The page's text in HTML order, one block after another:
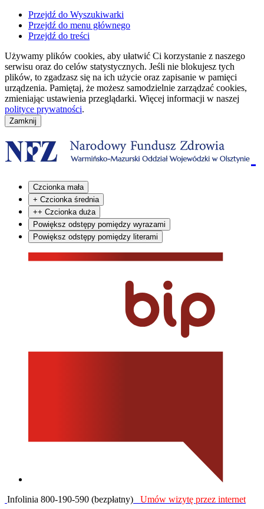
Przejdź do Wyszukiwarki
Przejdź do menu głównego
Przejdź do treści
Używamy plików cookies, aby ułatwić Ci korzystanie z naszego
serwisu oraz do celów statystycznych. Jeśli nie blokujesz tych
plików, to zgadzasz się na ich użycie oraz zapisanie w pamięci
urządzenia. Pamiętaj, że możesz samodzielnie zarządzać cookies,
zmieniając ustawienia przeglądarki. Więcej informacji w naszej
polityce prywatności.
Czcionka mała
+ Czcionka średnia
++ Czcionka duża
Powiększ odstępy pomiędzy wyrazami
Powiększ odstępy pomiędzy literami
Infolinia 800-190-590 (bezpłatny) Umów wizytę przez internet